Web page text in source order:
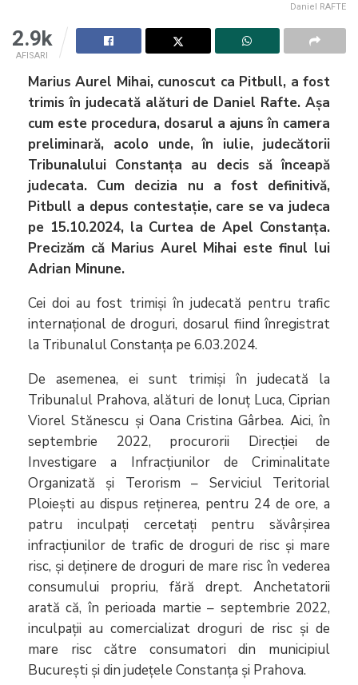
Daniel RAFTE
2.9k
AFISARI
Marius Aurel Mihai, cunoscut ca Pitbull, a fost
trimis în judecată alături de Daniel Rafte. Așa
cum este procedura, dosarul a ajuns în camera
preliminară, acolo unde, în iulie, judecătorii
Tribunalului Constanța au decis să înceapă
judecata. Cum decizia nu a fost definitivă,
Pitbull a depus contestație, care se va judeca
pe 15.10.2024, la Curtea de Apel Constanța.
Precizăm că Marius Aurel Mihai este finul lui
Adrian Minune.
Cei doi au fost trimiși în judecată pentru trafic
internațional de droguri, dosarul fiind înregistrat
la Tribunalul Constanța pe 6.03.2024.
De asemenea, ei sunt trimiși în judecată la
Tribunalul Prahova, alături de Ionuț Luca, Ciprian
Viorel Stănescu și Oana Cristina Gârbea. Aici, în
septembrie 2022, procurorii Direcției de
Investigare a Infracțiunilor de Criminalitate
Organizată și Terorism – Serviciul Teritorial
Ploiești au dispus reținerea, pentru 24 de ore, a
patru inculpați cercetați pentru săvârșirea
infracțiunilor de trafic de droguri de risc și mare
risc, și deținere de droguri de mare risc în vederea
consumului propriu, fără drept. Anchetatorii
arată că, în perioada martie – septembrie 2022,
inculpații au comercializat droguri de risc și de
mare risc către consumatori din municipiul
București și din județele Constanța și Prahova.